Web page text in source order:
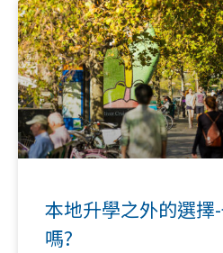
本地升學之外的選擇
嗎?